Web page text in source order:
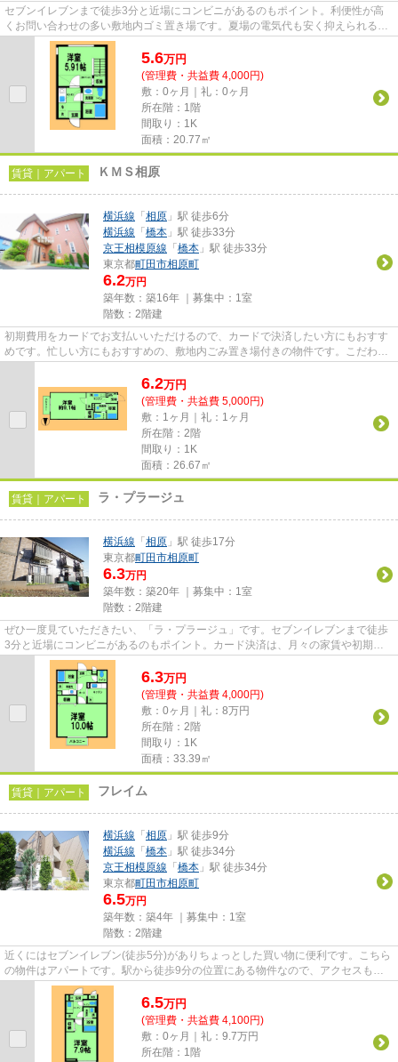
セブンイレブンまで徒歩3分と近場にコンビニがあるのもポイント。利便性が高
くお問い合わせの多い敷地内ゴミ置き場です。夏場の電気代も安く抑えられる通
風良好で快適な物件です。駅ま...
5.6万円
(管理費・共益費 4,000円)
敷：0ヶ月｜礼：0ヶ月
所在階：1階
間取り：1K
面積：20.77㎡
賃貸｜アパート ＫＭＳ相原
横浜線 「 相原 」駅 徒歩6分
横浜線 「 橋本 」駅 徒歩33分
京王相模原線 「 橋本 」駅 徒歩33分
東京都町田市相原町
6.2万円
築年数：築16年 ｜募集中： 1室
階数：2階建
初期費用をカードでお支払いいただけるので、カードで決済したい方にもおすす
めです。忙しい方にもおすすめの、敷地内ごみ置き場付きの物件です。こだわり
6.2万円
(管理費・共益費 5,000円)
敷：1ヶ月｜礼：1ヶ月
所在階：2階
間取り：1K
面積：26.67㎡
賃貸｜アパート ラ・プラージュ
横浜線 「 相原 」駅 徒歩17分
東京都町田市相原町
6.3万円
築年数：築20年 ｜募集中： 1室
階数：2階建
ぜひ一度見ていただきたい、「ラ・プラージュ」です。セブンイレブンまで徒歩
3分と近場にコンビニがあるのもポイント。カード決済は、月々の家賃や初期費
用支払いのわずらわしさを解消...
6.3万円
(管理費・共益費 4,000円)
敷：0ヶ月｜礼：8万円
所在階：2階
間取り：1K
面積：33.39㎡
賃貸｜アパート フレイム
横浜線 「 相原 」駅 徒歩9分
横浜線 「 橋本 」駅 徒歩34分
京王相模原線 「 橋本 」駅 徒歩34分
東京都町田市相原町
6.5万円
築年数：築4年 ｜募集中： 1室
階数：2階建
近くにはセブンイレブン(徒歩5分)がありちょっとした買い物に便利です。こちら
の物件はアパートです。駅から徒歩9分の位置にある物件なので、アクセスも良
好です。令和4年に建設された...
6.5万円
(管理費・共益費 4,100円)
敷：0ヶ月｜礼：9.7万円
所在階：1階